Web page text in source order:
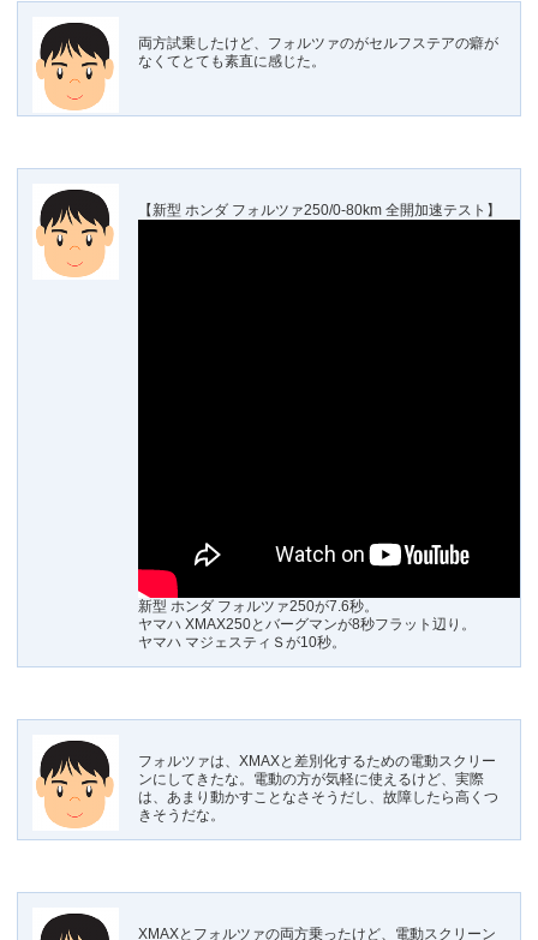
両方試乗したけど、フォルツァのがセルフステアの癖が
なくてとても素直に感じた。
【新型 ホンダ フォルツァ250/0-80km 全開加速テスト】
新型 ホンダ フォルツァ250が7.6秒。
ヤマハ XMAX250とバーグマンが8秒フラット辺り。
ヤマハ マジェスティＳが10秒。
フォルツァは、XMAXと差別化するための電動スクリー
ンにしてきたな。電動の方が気軽に使えるけど、実際
は、あまり動かすことなさそうだし、故障したら高くつ
きそうだな。
XMAXとフォルツァの両方乗ったけど、電動スクリーン